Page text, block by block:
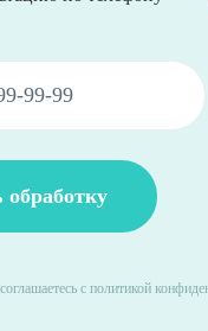
с политикой